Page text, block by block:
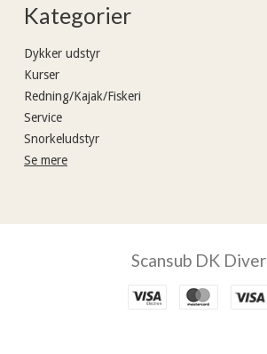
Kategorier
Dykker udstyr
Kurser
Redning/Kajak/Fiskeri
Service
Snorkeludstyr
Se mere
Scansub DK Diver